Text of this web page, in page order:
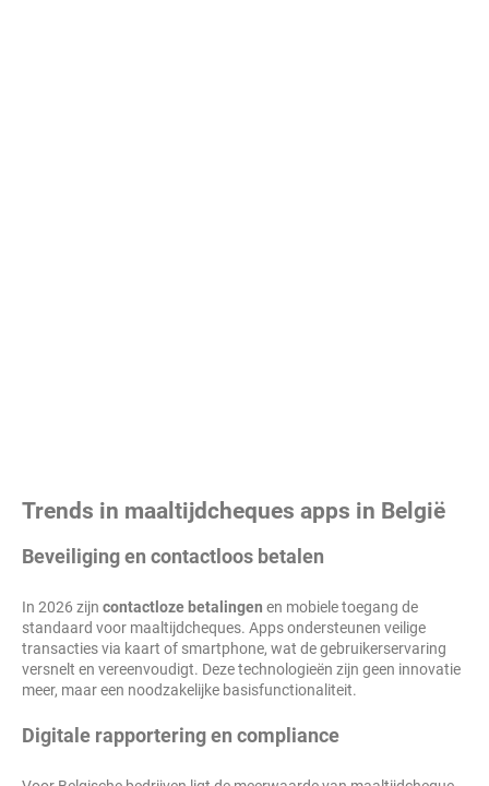
Trends in maaltijdcheques apps in België
Beveiliging en contactloos betalen
In 2026 zijn contactloze betalingen en mobiele toegang de
standaard voor maaltijdcheques. Apps ondersteunen veilige
transacties via kaart of smartphone, wat de gebruikerservaring
versnelt en vereenvoudigt. Deze technologieën zijn geen innovatie
meer, maar een noodzakelijke basisfunctionaliteit.
Digitale rapportering en compliance